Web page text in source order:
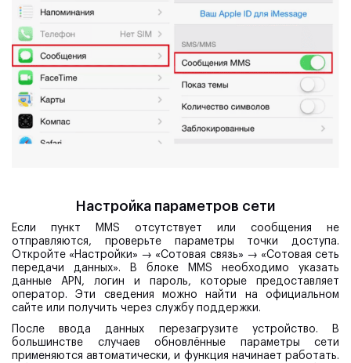
Настройка параметров сети
Если пункт MMS отсутствует или сообщения не
отправляются, проверьте параметры точки доступа.
Откройте «Настройки» → «Сотовая связь» → «Сотовая сеть
передачи данных». В блоке MMS необходимо указать
данные APN, логин и пароль, которые предоставляет
оператор. Эти сведения можно найти на официальном
сайте или получить через службу поддержки.
После ввода данных перезагрузите устройство. В
большинстве случаев обновлённые параметры сети
применяются автоматически, и функция начинает работать.